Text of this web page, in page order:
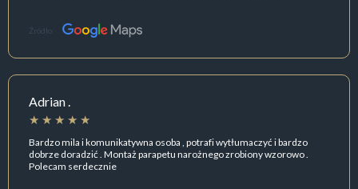
Źródło:
Adrian .
Bardzo mila i komunikatywna osoba , potrafi wytłumaczyć i bardzo
dobrze doradzić . Montaż parapetu narożnego zrobiony wzorowo .
Polecam serdecznie